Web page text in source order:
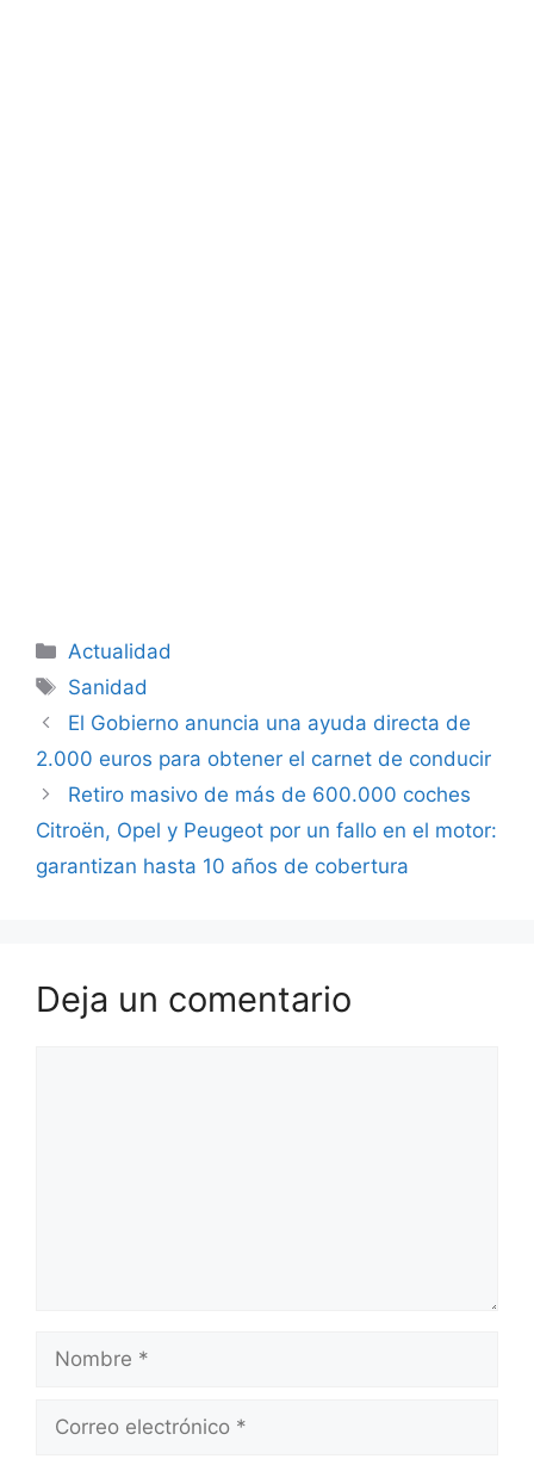
Categorías
Actualidad
Etiquetas
Sanidad
El Gobierno anuncia una ayuda directa de
2.000 euros para obtener el carnet de conducir
Retiro masivo de más de 600.000 coches
Citroën, Opel y Peugeot por un fallo en el motor:
garantizan hasta 10 años de cobertura
Deja un comentario
electrónico